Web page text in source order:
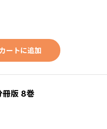
カートに追加
冊版 8巻